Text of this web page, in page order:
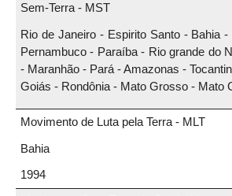
Sem-Terra - MST
Rio de Janeiro - Espirito Santo - Bahia
Pernambuco - Paraíba - Rio grande do
- Maranhão - Pará - Amazonas -
Goiás - Rondônia - Mato Grosso - Mato
Movimento de Luta pela Terra - MLT
Bahia
1994